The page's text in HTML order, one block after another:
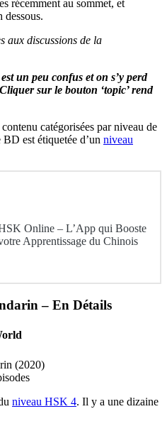
récemment au sommet, et
dessous.
aux discussions de la
un peu confus et on s’y perd
sur le bouton ‘topic’ rend
catégorisées par niveau de
est étiquetée d’un niveau
Online – L’App qui Booste
Apprentissage du Chinois
– En Détails
niveau HSK 4. Il y a une dizaine